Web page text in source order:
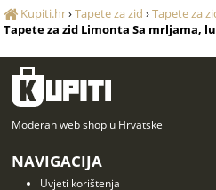
Kupiti.hr›Tapete za zid ›Tapete za
Tapete za zid Limonta Sa mrljama,
Moderan web shop u Hrvatske
NAVIGACIJA
Uvjeti korištenja